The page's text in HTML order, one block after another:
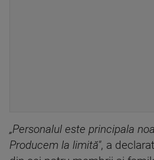
„Personalul este principala
Producem la limită", a